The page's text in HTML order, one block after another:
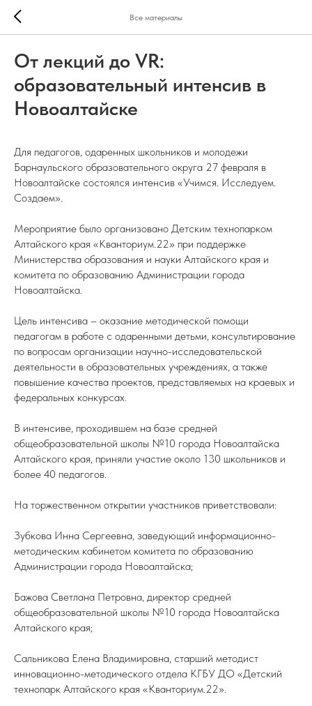
Все материалы
От лекций до VR:
образовательный интенсив в
Новоалтайске
Для педагогов, одаренных школьников и молодежи
Барнаульского образовательного округа 27 февраля в
Новоалтайске состоялся интенсив «Учимся. Исследуем.
Создаем».
Мероприятие было организовано Детским технопарком
Алтайского края «Кванториум.22» при поддержке
Министерства образования и науки Алтайского края и
комитета по образованию Администрации города
Новоалтайска.
Цель интенсива – оказание методической помощи
педагогам в работе с одаренными детьми, консультирование
по вопросам организации научно-исследовательской
деятельности в образовательных учреждениях, а также
повышение качества проектов, представляемых на краевых и
федеральных конкурсах.
В интенсиве, проходившем на базе средней
общеобразовательной школы №10 города Новоалтайска
Алтайского края, приняли участие около 130 школьников и
более 40 педагогов.
На торжественном открытии участников приветствовали:
Зубкова Инна Сергеевна, заведующий информационно-
методическим кабинетом комитета по образованию
Администрации города Новоалтайска;
Бажова Светлана Петровна, директор средней
общеобразовательной школы №10 города Новоалтайска
Алтайского края;
Сальникова Елена Владимировна, старший методист
инновационно-методического отдела КГБУ ДО «Детский
технопарк Алтайского края «Кванториум.22».